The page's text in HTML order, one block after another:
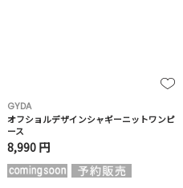
GYDA
オフショルデザインシャギーニットワンピ
ース
8,990 円